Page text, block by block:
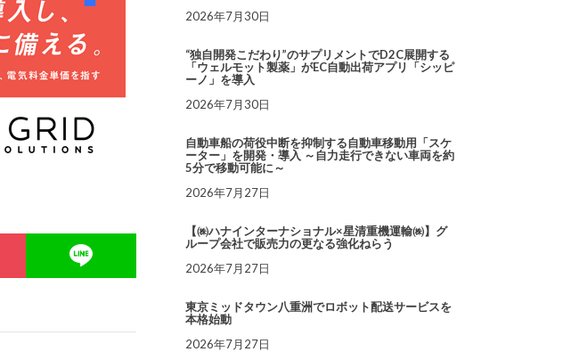
2026年7月30日
“独自開発こだわり”のサプリメントでD2C展開する
「ウェルモット製薬」がEC自動出荷アプリ「シッピ
ーノ」を導入
2026年7月30日
自動車船の荷役中断を抑制する自動車移動用「スケ
ーター」を開発・導入 ～自力走行できない車両を約
5分で移動可能に～
2026年7月27日
【㈱ハナインターナショナル×星清重機運輸㈱】グ
ループ会社で販売力の更なる強化ねらう
2026年7月27日
東京ミッドタウン八重洲でロボット配送サービスを
本格始動
2026年7月27日